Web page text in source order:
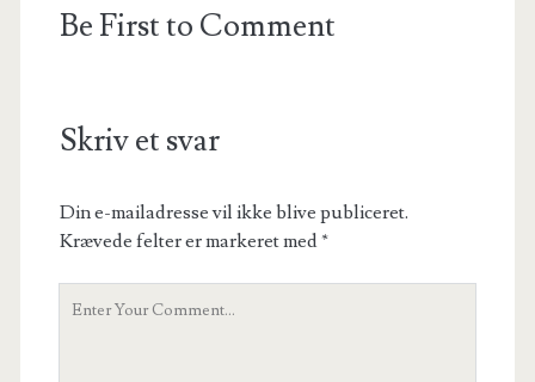
Be First to Comment
Skriv et svar
Din e-mailadresse vil ikke blive publiceret.
Krævede felter er markeret med*
Your